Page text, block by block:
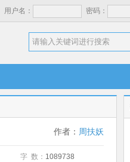
用户名： 密码：
作者： 周扶妖
字 数： 1089738